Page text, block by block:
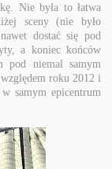
Nie była to łatwa
sceny (nie było
dostać się pod
a koniec końców
pod niemal samym
roku 2012 i
samym epicentrum